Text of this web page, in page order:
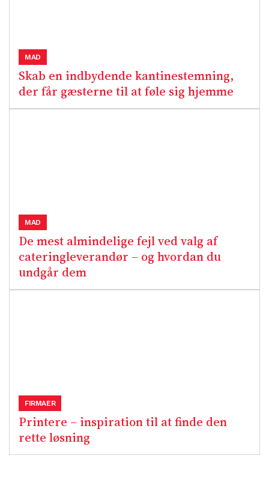
Skab en indbydende kantinestemning,
der får gæsterne til at føle sig hjemme
MAD
De mest almindelige fejl ved valg af
cateringleverandør – og hvordan du
undgår dem
MAD
Printere – inspiration til at finde den
rette løsning
FIRMAER